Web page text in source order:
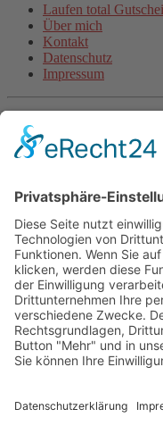
Laufen total
Über mich
Kontakt
Datenschutz
Impressum
Aktuelle Artikel
Steigerungsläufe
Halbmarathon-
Plank-Challenge:
Grundlagentraining
Laufsaison
Fitnessband
Langsam Laufen im
Mit Treppentraining
Kraft
Lauftraining:
Lauftempo steigern
© 2026 - Personal